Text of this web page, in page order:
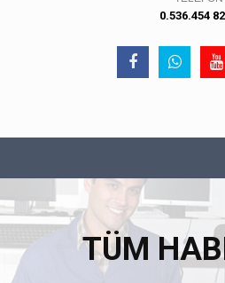
0.536.454
TÜM